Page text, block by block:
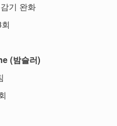
기 완화
(밤슬러)